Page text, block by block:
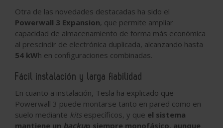
Otra de las novedades destacadas ha sido el
Powerwall 3 Expansion, que permite ampliar
capacidad de almacenamiento de forma más económica
al prescindir de electrónica duplicada, alcanzando hasta
54 kWh en configuraciones combinadas.
Fácil instalación y larga fiabilidad
En cuanto a instalación, Tesla ha explicado que
Powerwall 3 puede montarse tanto en pared como en
suelo mediante kitsespecíficos, y que el sistema
mantiene un backup siempre monofásico, aunque